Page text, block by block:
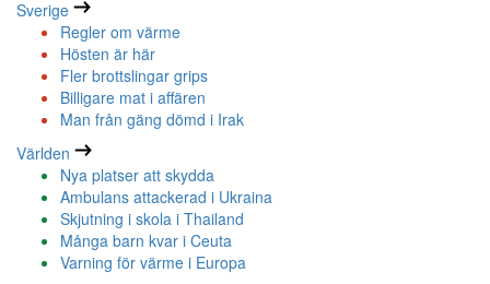
Sverige
Regler om värme
Hösten är här
Fler brottslingar grips
Billigare mat i affären
Man från gäng dömd i Irak
Världen
Nya platser att skydda
Ambulans attackerad i Ukraina
Skjutning i skola i Thailand
Många barn kvar i Ceuta
Varning för värme i Europa